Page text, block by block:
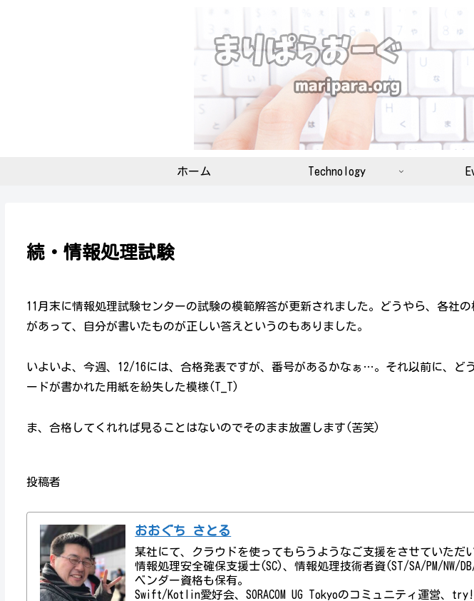
ホーム Technology
続・情報処理試験
11月末に情報処理試験センターの試験の模範解答が更新されました。どうやら、各社
があって、自分が書いたものが正しい答えというのもありました。
いよいよ、今週、12/16には、合格発表ですが、番号があるかなぁ…。それ以前に、ど
ードが書かれた用紙を紛失した模様(T_T)
ま、合格してくれれば見ることはないのでそのまま放置します(苦笑)
投稿者
おおぐち さとる
某社にて、クラウドを使ってもらうようなご支援をさせていただ
情報処理安全確保支援士(SC)、情報処理技術者資(ST/SA/PM/NW/
ベンダー資格も保有。
Swift/Kotlin愛好会、SORACOM UG Tokyoのコミュニティ運営、try!